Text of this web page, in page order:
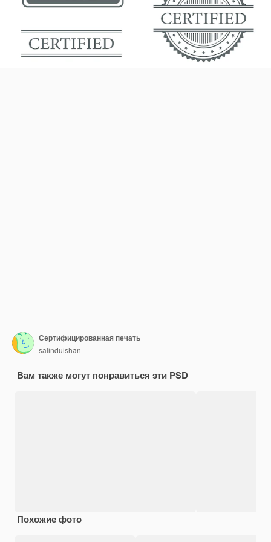
Сертифицированная печать
salinduishan
Вам также могут понравиться эти PSD
Похожие фото